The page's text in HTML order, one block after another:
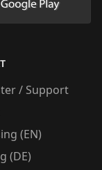
herunter
Lade unsere
/ Support
(EN)
(DE)